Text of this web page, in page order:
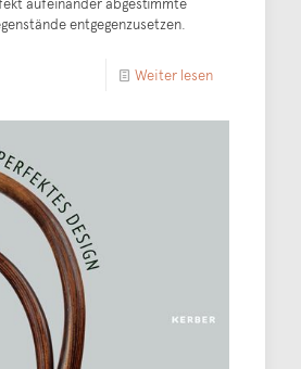
entgegenzusetzen.
Weiter lesen